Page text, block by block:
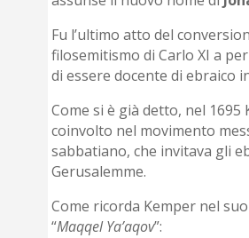
Fu l’ultimo atto del
filosemitismo di Carlo XI a
di essere docente di ebraico
Come si è già detto, nel 1695
coinvolto nel movimento
sabbatiano, che invitava gli
Gerusalemme.
Come ricorda Kemper nel
“Maqqel Ya’aqov”: